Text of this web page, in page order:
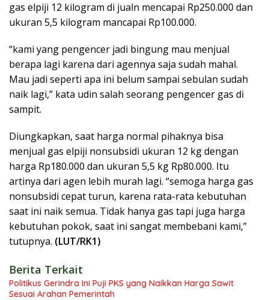
gas elpiji 12 kilogram di jualn mencapai Rp250.000 dan
ukuran 5,5 kilogram mancapai Rp100.000.
“kami yang pengencer jadi bingung mau menjual
berapa lagi karena dari agennya saja sudah mahal.
Mau jadi seperti apa ini belum sampai sebulan sudah
naik lagi,” kata udin salah seorang pengencer gas di
sampit.
Diungkapkan, saat harga normal pihaknya bisa
menjual gas elpiji nonsubsidi ukuran 12 kg dengan
harga Rp180.000 dan ukuran 5,5 kg Rp80.000. Itu
artinya dari agen lebih murah lagi. “semoga harga gas
nonsubsidi cepat turun, karena rata-rata kebutuhan
saat ini naik semua. Tidak hanya gas tapi juga harga
kebutuhan pokok, saat ini sangat membebani kami,”
tutupnya. (LUT/RK1)
Berita Terkait
Politikus Gerindra Ini Puji PKS yang Naikkan Harga Sawit
Sesuai Arahan Pemerintah